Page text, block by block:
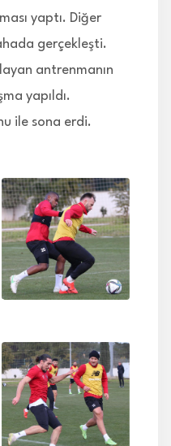
yaptı. Diğer
gerçekleşti.
antrenmanın
yapıldı.
ile sona erdi.